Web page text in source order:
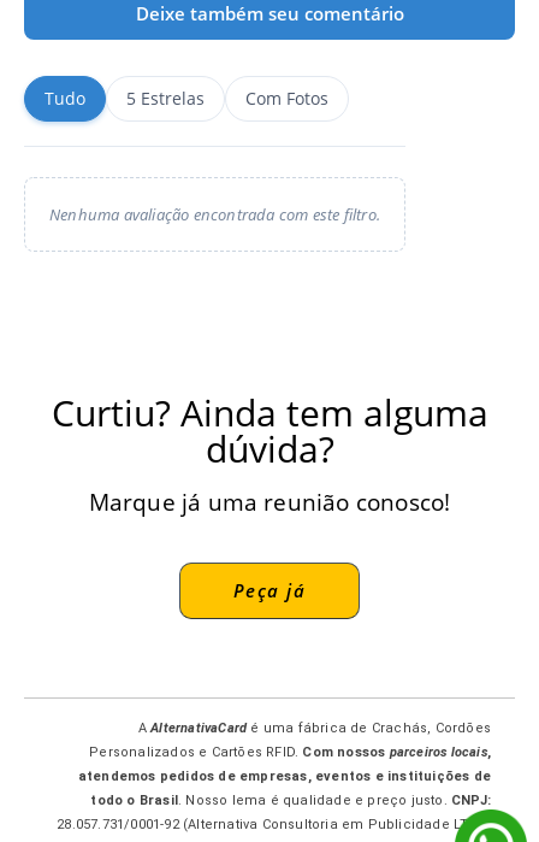
Deixe também seu comentário
Tudo 5 Estrelas Com Fotos
Nenhuma avaliação encontrada com este filtro.
Curtiu? Ainda tem alguma
dúvida?
Marque já uma reunião conosco!
Peça já
AAlternativaCardé uma fábrica de Crachás, Cordões
Personalizados e Cartões RFID. Com nossos parceiros locais,
atendemos pedidos de empresas, eventos e instituições de
todo o Brasil. Nosso lema é qualidade e preço justo. CNPJ:
28.057.731/0001-92 (Alternativa Consultoria em Publicidade LTDA-